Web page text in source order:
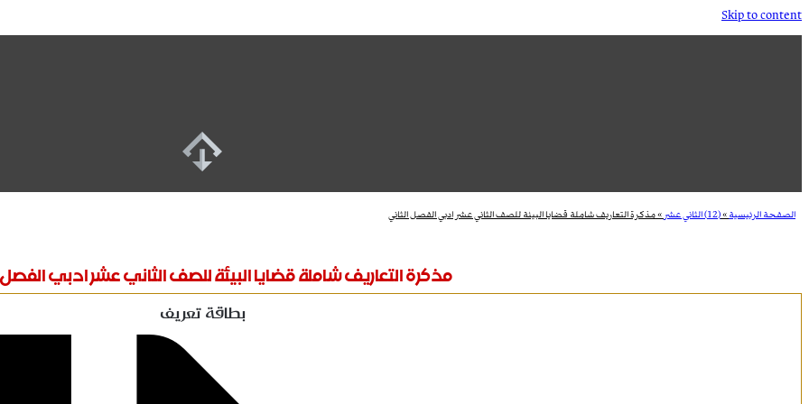
Skip to content
الصفحة الرئيسية»(12) الثاني عشر »مذكرة التعاريف شاملة قضايا البيئة للصف الثاني عشر ادبي الفصل الثاني
مذكرة التعاريف شاملة قضايا البيئة للصف الثاني عشر ادبي الفصل
بطاقة تعريف